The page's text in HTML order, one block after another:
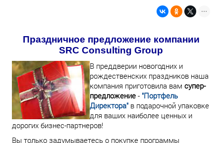
Праздничное предложение компании
SRC Consulting Group
В преддверии новогодних и
рождественских праздников наша
компания приготовила вам супер-
предложение - "Портфель
Директора" в подарочной упаковке
для ваших наиболее ценных и
дорогих бизнес-партнеров!
Вы только задумываетесь о покупке программы